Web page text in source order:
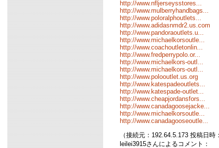
http://www.nfljerseysstores...
http://www.mulberryhandbags...
http://www.poloralphoutlets...
http://www.adidasnmdr2.us.com
http://www.pandoraoutlets.u...
http://www.michaelkorsoutle...
http://www.coachoutletonlin...
http://www.fredperrypolo.or...
http://www.michaelkors-outl...
http://www.michaelkors-outl...
http://www.polooutlet.us.org
http://www.katespadeoutlets...
http://www.katespade-outlet...
http://www.cheapjordansfors...
http://www.canadagoosejacke...
http://www.michaelkorsoutle...
http://www.canadagooseoutle...
（接続元：192.64.5.173 投稿日
leilei3915さんによるコメント：